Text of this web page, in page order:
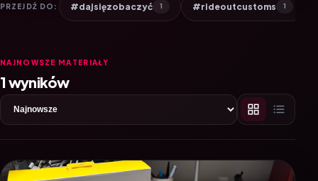
PRZEJDŹ DO: #dajsięzobaczyć 1 #rideoutcustoms 1
NAJNOWSZE MATERIAŁY
1 wyników